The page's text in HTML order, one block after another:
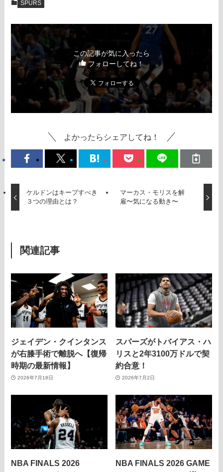
SPURS
この記事が気に入ったら
フォローしてね！
よかったらシェアしてね！
ケルドンはキープすべき
３つの理由とは？
マーカス・モリスを解
雇〜気になる動き〜
関連記事
ジェイデン・クインタンス
が右膝手術で離脱へ【復帰
時期の最新情報】
2026年7月18日
スパーズがトバイアス・ハ
リスと2年3100万ドルで契
約合意！
2026年7月2日
NBA FINALS 2026
NBA FINALS 2026 GAME